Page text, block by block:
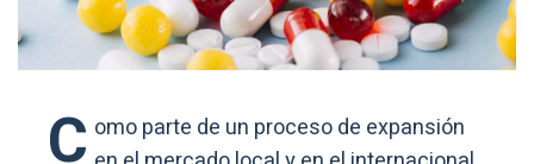
C omo parte de un proceso de expansión